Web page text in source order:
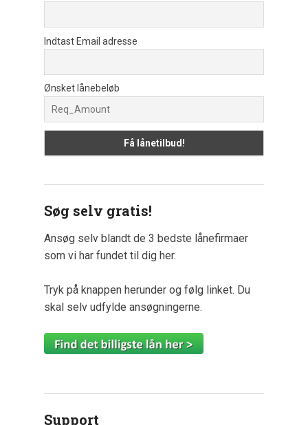
Indtast Email adresse
Ønsket lånebeløb
Søg selv gratis!
Ansøg selv blandt de 3 bedste lånefirmaer
som vi har fundet til dig her.
Tryk på knappen herunder og følg linket. Du
skal selv udfylde ansøgningerne.
Support